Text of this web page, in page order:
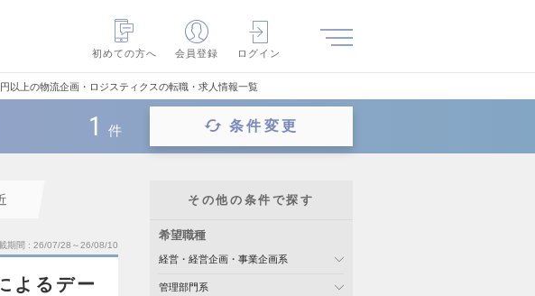
初めての方へ
会員登録 ログイン
以上の物流企画・ロジスティクスの転職・求人情報一覧
1 件 条件変更
期間 26/07/28～26/08/10
よるデー
その他の条件で探す
希望職種
経営・経営企画・事業企画系
管理部門系